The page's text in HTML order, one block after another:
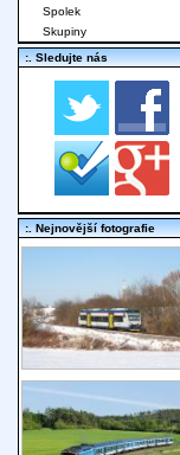
Spolek
Skupiny
:. Sledujte nás
:. Nejnovější fotografie